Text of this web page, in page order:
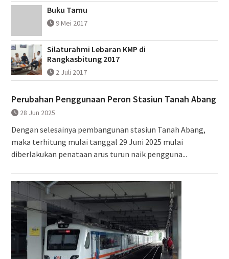
Buku Tamu
9 Mei 2017
Silaturahmi Lebaran KMP di
Rangkasbitung 2017
2 Juli 2017
Perubahan Penggunaan Peron Stasiun Tanah Abang
28 Jun 2025
Dengan selesainya pembangunan stasiun Tanah Abang,
maka terhitung mulai tanggal 29 Juni 2025 mulai
diberlakukan penataan arus turun naik pengguna...